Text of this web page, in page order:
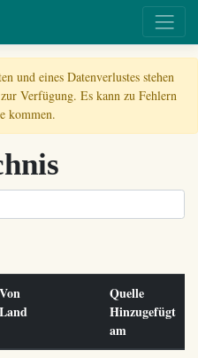
und eines Datenverlustes stehen
Verfügung. Es kann zu Fehlern
kommen.
Von
Land
Quelle
Hinzugefügt
am